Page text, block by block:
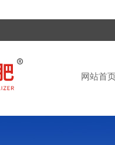
网站首